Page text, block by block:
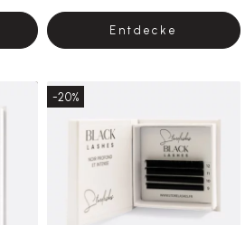
Entdecke
-20%